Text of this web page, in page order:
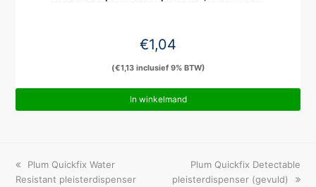
€1,04
(€1,13inclusief 9% BTW)
In winkelmand
previous
post:
Plum Quickfix Water
Resistant pleisterdispenser
next
post:
Plum Quickfix Detectable
pleisterdispenser (gevuld)